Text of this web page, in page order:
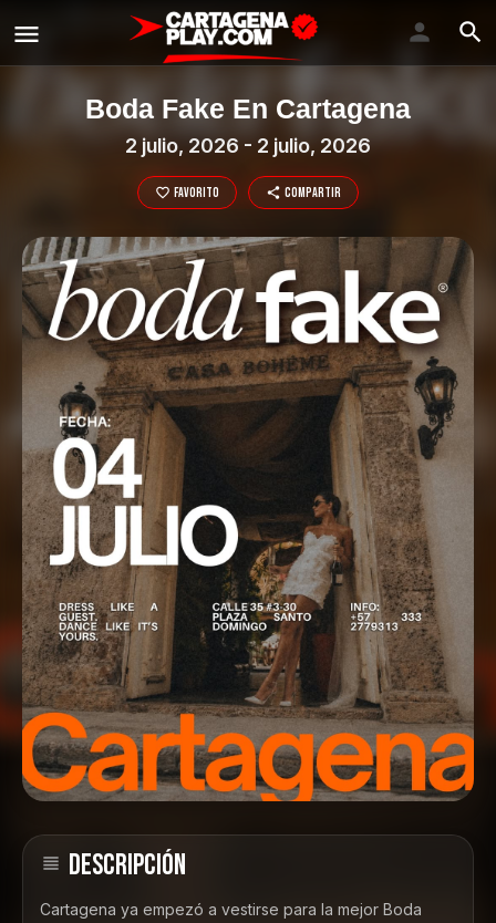
Boda Fake En Cartagena
2 julio, 2026 - 2 julio, 2026
Favorito Compartir
DESCRIPCIÓN
Cartagena ya empezó a vestirse para la mejor Boda